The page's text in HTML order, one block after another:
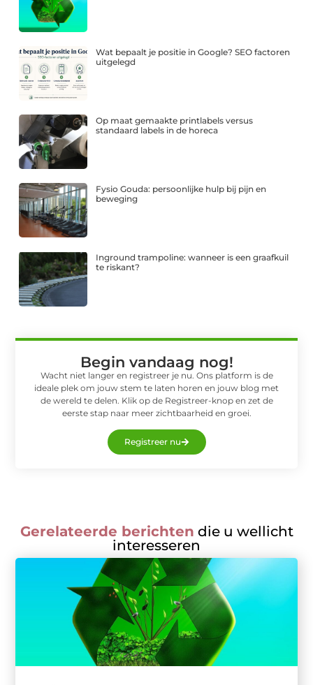
Wat bepaalt je positie in Google? SEO factoren
uitgelegd
Op maat gemaakte printlabels versus
standaard labels in de horeca
Fysio Gouda: persoonlijke hulp bij pijn en
beweging
Inground trampoline: wanneer is een graafkuil
te riskant?
Begin vandaag nog!
Wacht niet langer en registreer je nu. Ons platform is de
ideale plek om jouw stem te laten horen en jouw blog met
de wereld te delen. Klik op de Registreer-knop en zet de
eerste stap naar meer zichtbaarheid en groei.
Registreer nu
Gerelateerde berichten die u wellicht
interesseren